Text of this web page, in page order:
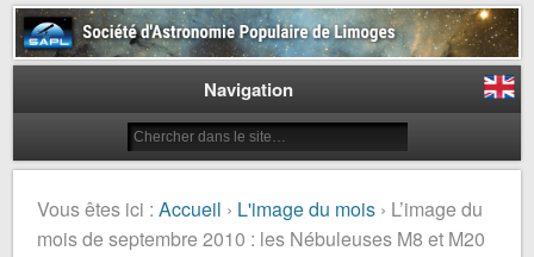
Société d'Astronomie Populaire
de Limoges
Navigation
Vous êtes ici : Accueil › L'image du mois › L’image du
mois de septembre 2010 : les Nébuleuses M8 et M20